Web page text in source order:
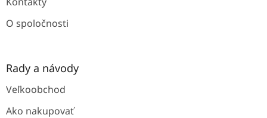
O spoločnosti
Rady a návody
Veľkoobchod
Ako nakupovať